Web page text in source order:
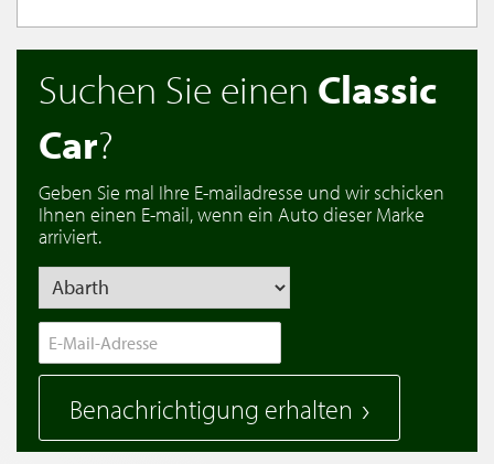
Suchen Sie einen Classic
Car?
Geben Sie mal Ihre E-mailadresse und wir schicken
Ihnen einen E-mail, wenn ein Auto dieser Marke
arriviert.
Benachrichtigung erhalten